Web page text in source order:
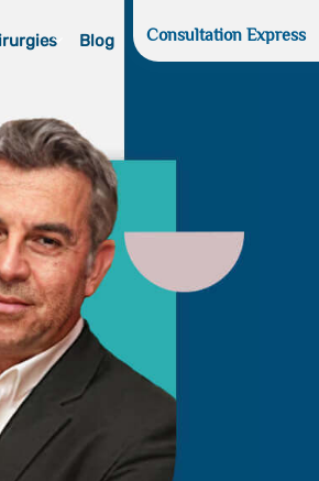
Blog Consultation Express